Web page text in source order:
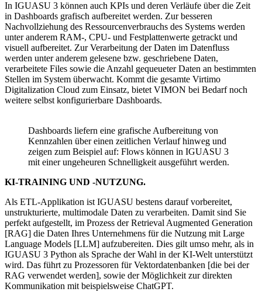
In IGUASU 3 können auch KPIs und deren Verläufe über die Zeit
in Dashboards grafisch aufbereitet werden. Zur besseren
Nachvollziehung des Ressourcenverbrauchs des Systems werden
unter anderem RAM-, CPU- und Festplattenwerte getrackt und
visuell aufbereitet. Zur Verarbeitung der Daten im Datenfluss
werden unter anderem gelesene bzw. geschriebene Daten,
verarbeitete Files sowie die Anzahl gequeueter Daten an bestimmten
Stellen im System überwacht. Kommt die gesamte Virtimo
Digitalization Cloud zum Einsatz, bietet VIMON bei Bedarf noch
weitere selbst konfigurierbare Dashboards.
Dashboards liefern eine grafische Aufbereitung von
Kennzahlen über einen zeitlichen Verlauf hinweg und
zeigen zum Beispiel auf: Flows können in IGUASU 3
mit einer ungeheuren Schnelligkeit ausgeführt werden.
KI-TRAINING UND -NUTZUNG.
Als ETL-Applikation ist IGUASU bestens darauf vorbereitet,
unstrukturierte, multimodale Daten zu verarbeiten. Damit sind Sie
perfekt aufgestellt, im Prozess der Retrieval Augmented Generation
[RAG] die Daten Ihres Unternehmens für die Nutzung mit Large
Language Models [LLM] aufzubereiten. Dies gilt umso mehr, als in
IGUASU 3 Python als Sprache der Wahl in der KI-Welt unterstützt
wird. Das führt zu Prozessoren für Vektordatenbanken [die bei der
RAG verwendet werden], sowie der Möglichkeit zur direkten
Kommunikation mit beispielsweise ChatGPT.